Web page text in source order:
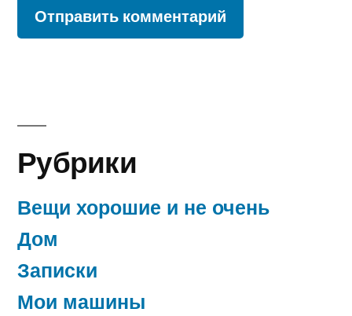
Рубрики
Вещи хорошие и не очень
Дом
Записки
Мои машины